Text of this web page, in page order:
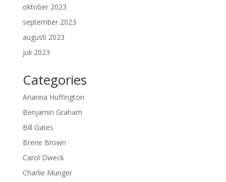
oktober 2023
september 2023
augusti 2023
juli 2023
Categories
Arianna Huffington
Benjamin Graham
Bill Gates
Brene Brown
Carol Dweck
Charlie Munger